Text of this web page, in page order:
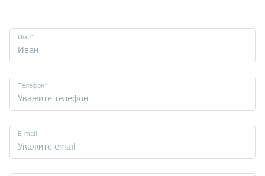
Имя*
Телефон*
E-mail